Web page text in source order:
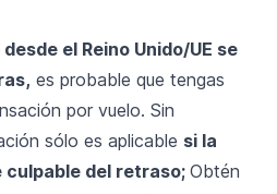
el Reino Unido/UE se
es probable que tengas
por vuelo. Sin
sólo es aplicable si la
culpable del retraso; Obtén